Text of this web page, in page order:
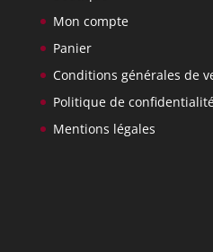
Mon compte
Panier
Conditions générales de
Politique de
Mentions légales